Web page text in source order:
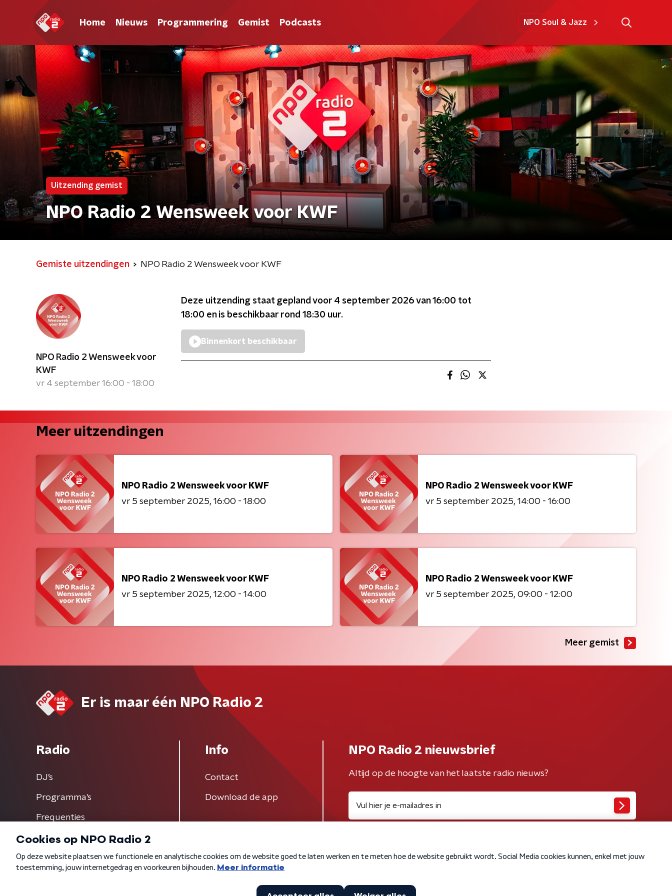
Home Nieuws Programmering Gemist Podcasts NPO Soul & Jazz
Uitzending gemist
NPO Radio 2 Wensweek voor KWF
Gemiste uitzendingen NPO Radio 2 Wensweek voor KWF
NPO Radio 2 Wensweek voor
KWF
vr 4 september 16:00 - 18:00
Deze uitzending staat gepland voor 4 september 2026 van 16:00 tot
18:00 en is beschikbaar rond 18:30 uur.
Binnenkort beschikbaar
Meer uitzendingen
NPO Radio 2 Wensweek voor KWF
vr 5 september 2025 16:00 - 18:00
NPO Radio 2 Wensweek voor KWF
vr 5 september 2025 14:00 - 16:00
NPO Radio 2 Wensweek voor KWF
vr 5 september 2025 12:00 - 14:00
NPO Radio 2 Wensweek voor KWF
vr 5 september 2025 09:00 - 12:00
Meer gemist
Er is maar één NPO Radio 2
Radio
DJ’s
Programma's
Frequenties
Info
Contact
Download de app
NPO Radio 2 nieuwsbrief
Altijd op de hoogte van het laatste radio nieuws?
Algemene voorwaarden Privacybeleid